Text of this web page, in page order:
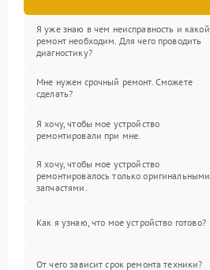
Я уже знаю в чем неисправность и какой
ремонт необходим. Для чего проводить
диагностику?
Мне нужен срочный ремонт. Сможете
сделать?
Я хочу, чтобы мое устройство
ремонтировали при мне.
Я хочу, чтобы мое устройство
ремонтировалось только оригинальными
запчастями.
Как я узнаю, что мое устройство готово?
От чего зависит срок ремонта техники?